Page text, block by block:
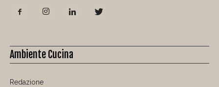
Ambiente Cucina
Redazione